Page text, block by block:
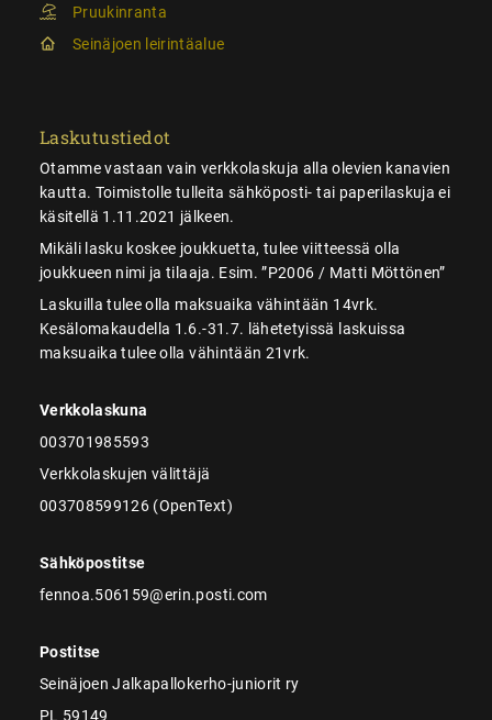
Pruukinranta
Seinäjoen leirintäalue
Laskutustiedot
Otamme vastaan vain verkkolaskuja alla olevien kanavien
kautta. Toimistolle tulleita sähköposti- tai paperilaskuja ei
käsitellä 1.11.2021 jälkeen.
Mikäli lasku koskee joukkuetta, tulee viitteessä olla
joukkueen nimi ja tilaaja. Esim. ”P2006 / Matti Möttönen”
Laskuilla tulee olla maksuaika vähintään 14vrk.
Kesälomakaudella 1.6.-31.7. lähetetyissä laskuissa
maksuaika tulee olla vähintään 21vrk.
Verkkolaskuna
003701985593
Verkkolaskujen välittäjä
003708599126 (OpenText)
Sähköpostitse
fennoa.506159@erin.posti.com
Postitse
Seinäjoen Jalkapallokerho-juniorit ry
PL 59149